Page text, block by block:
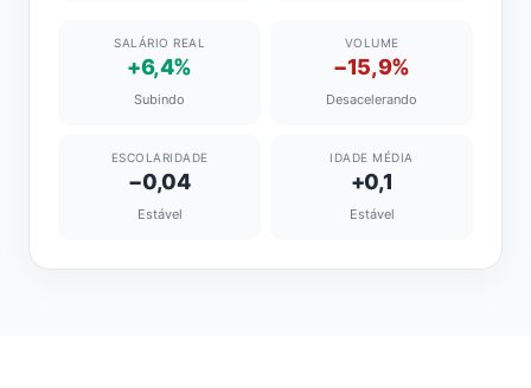
SALÁRIO REAL
+6,4%
Subindo
VOLUME
−15,9%
Desacelerando
ESCOLARIDADE
−0,04
Estável
IDADE MÉDIA
+0,1
Estável